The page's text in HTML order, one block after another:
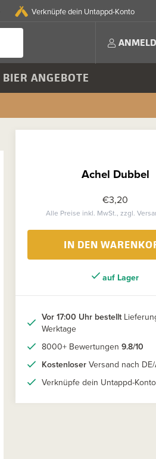
Verknüpfe dein Untappd-Konto
BIER ANGEBOTE
Achel Dubbel
€3,20
Alle Preise inkl. MwSt., zzgl.
IN DEN
auf Lager
Vor 17:00 Uhr bestellt
Werktage
8000+ Bewertungen 9.8/10
Kostenloser Versand nach
Verknüpfe dein Untappd-Konto